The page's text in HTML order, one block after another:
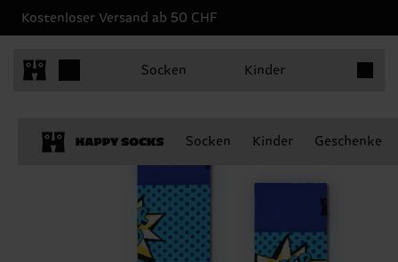
Kostenloser Versand ab 50 CHF
Socken Kinder
Socken Kinder Geschenke